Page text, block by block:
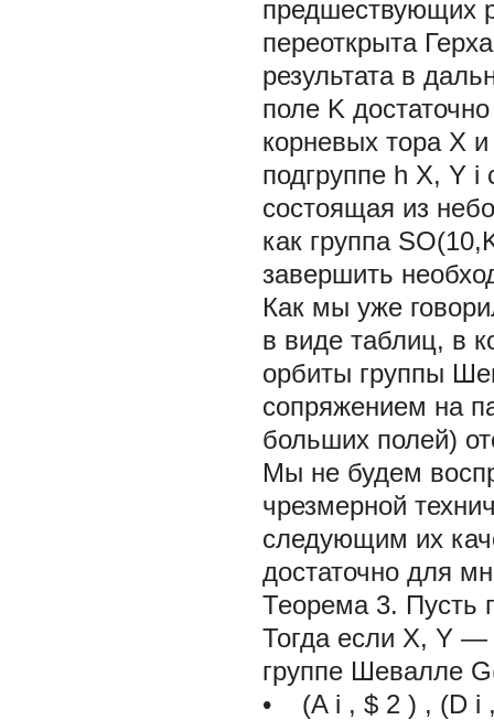
предшествующих
переоткрыта
результата в
поле K
корневых тора X
подгруппе h X, Y i
состоящая из
как группа
завершить
Как мы уже
в виде таблиц, в
орбиты группы
сопряжением на
больших полей)
Мы не будем
чрезмерной
следующим их
достаточно для
Теорема 3. Пусть
Тогда если X, Y
группе Шевалле
•
(A i , $ 2 ) , (D i